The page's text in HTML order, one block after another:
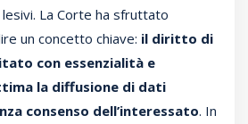
La Corte ha sfruttato
un concetto chiave: il diritto di
con essenzialità e
la diffusione di dati
consenso dell’interessato. In